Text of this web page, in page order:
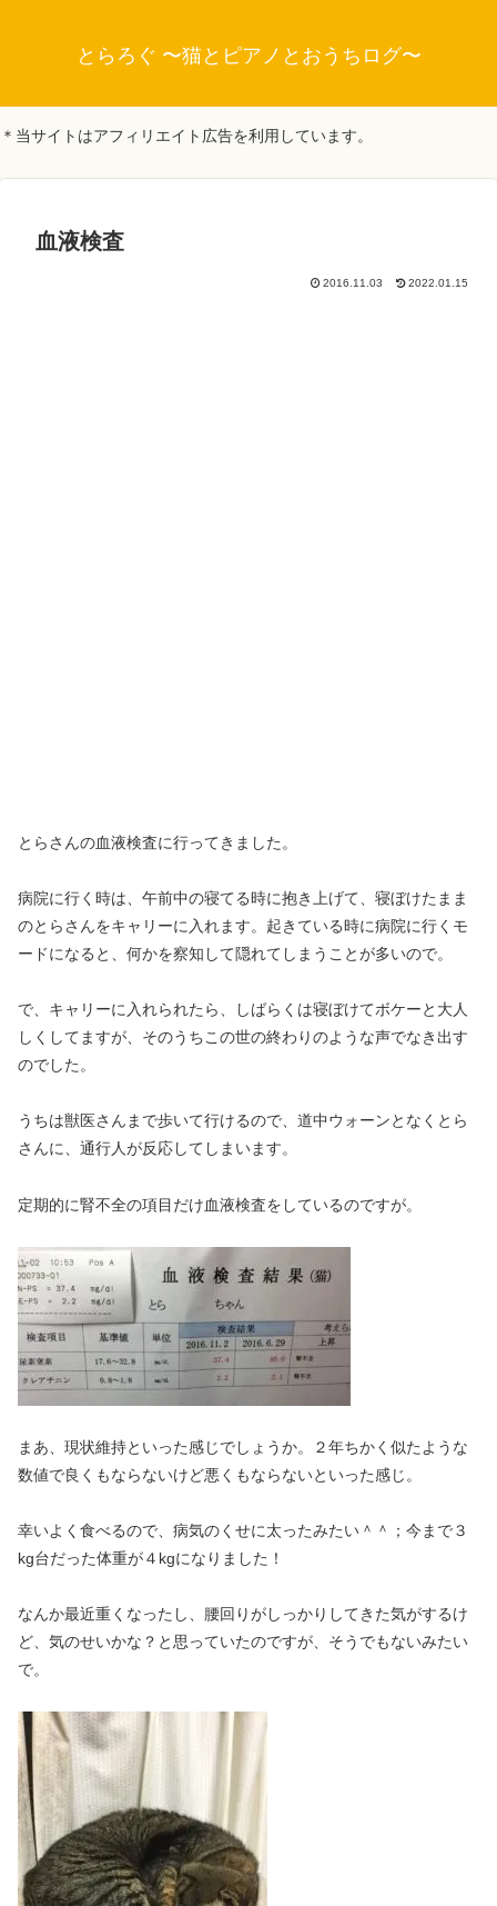
とらろぐ 〜猫とピアノとおうちログ〜
＊当サイトはアフィリエイト広告を利用しています。
血液検査
2016.11.03 2022.01.15
とらさんの血液検査に行ってきました。
病院に行く時は、午前中の寝てる時に抱き上げて、寝ぼけたまま
のとらさんをキャリーに入れます。起きている時に病院に行くモ
ードになると、何かを察知して隠れてしまうことが多いので。
で、キャリーに入れられたら、しばらくは寝ぼけてボケーと大人
しくしてますが、そのうちこの世の終わりのような声でなき出す
のでした。
うちは獣医さんまで歩いて行けるので、道中ウォーンとなくとら
さんに、通行人が反応してしまいます。
定期的に腎不全の項目だけ血液検査をしているのですが。
まあ、現状維持といった感じでしょうか。２年ちかく似たような
数値で良くもならないけど悪くもならないといった感じ。
幸いよく食べるので、病気のくせに太ったみたい＾＾；今まで３
kg台だった体重が４kgになりました！
なんか最近重くなったし、腰回りがしっかりしてきた気がするけ
ど、気のせいかな？と思っていたのですが、そうでもないみたい
で。